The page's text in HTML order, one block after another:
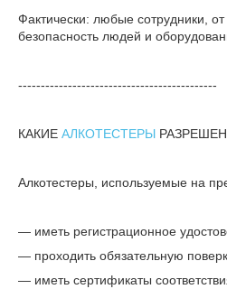
Фактически: любые сотрудники, от
безопасность людей и
--------------------------------------------
КАКИЕ АЛКОТЕСТЕРЫ
Алкотестеры, используемые на
— иметь регистрационное
— проходить обязательную
— иметь сертификаты